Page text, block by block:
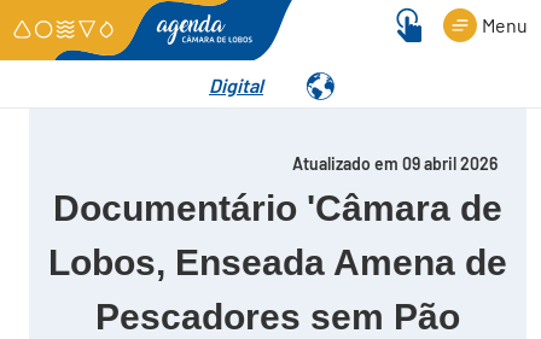
Digital
Menu
Atualizado em 09 abril 2026
Documentário 'Câmara de
Lobos, Enseada Amena de
Pescadores sem Pão